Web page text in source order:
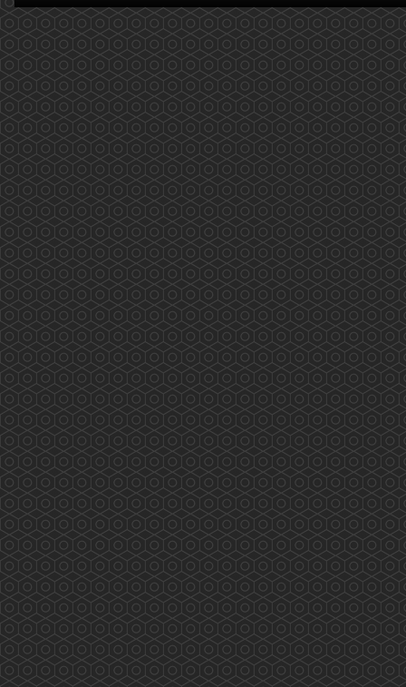
(2020.02.14)
2019新型冠狀病毒(COVID-19): 量度體溫篇 更新
日期:2020年2月14日 近期大家可能對自己的體温
特別注意，以下提供了一些大家需要注意的事
項，供大家參考。 温度計的種類： 1. 水銀或
酒精玻璃溫度計 原理是透過水銀或酒精的熱膨脹
測量口腔、直腸或腋下體溫。由於洩漏水銀會對
環境和人體有害，所以應盡量...
More
2019新型冠狀病毒(COVID-19)，藥劑師如何建
議? (2020.02.12 更新)
2019新型冠狀病毒(COVID-19)，藥劑師如何建
議? 更新日期: 2020年2月12日 ...
More
香港電台「藥問藥劑師」(2019.12.31更新)
香港電台「新紫荊廣場」與香港藥學會一起製作
的新環節——「藥問藥劑師」 2019/12/31 第二
十集(按下連結進入重溫網址) 主題: 吸煙飲酒不有
型 個人簡介: 龐愛蘭藥劑師是香港藥學會會長。
...
More
香港藥學會疫苗注射外展工作 (2019.11.29)
香港藥學會疫苗注射外展工作 香港藥學會成員
完成學會舉辦的「疫苗注射訓練課程及實踐」計
劃後，正式參與了衛生署疫苗資助計劃。由課
程、實習、外展疫苗注射等都已完滿完成。我們
很高興已有十二位香港藥學會的藥劑師完全掌握
疫苗注射的技巧、熟悉流程及處理危機的方法。
香港藥學會的藥劑師已完成超過600個疫苗注射
工作。 本會的藥劑師曾參與美國、英國及本會
的疫...
More
Understanding the Electronic Health Record
Sharing System- New Milestone New Horizon
(2019.09.13)
...
More
與社區藥劑師交流(2019.09.10)
2019/09/10 有幸與荃灣區工作的社區藥劑師交流
及分享...
More